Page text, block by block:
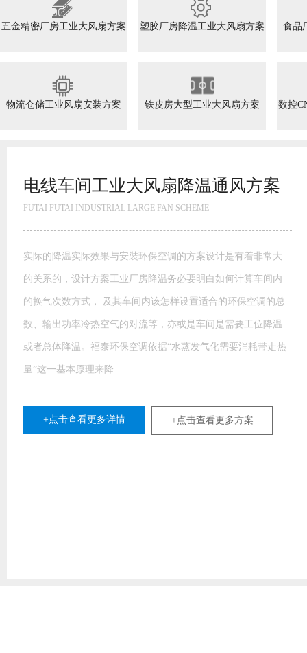
五金精密厂房工业大风扇方案 塑胶厂房降温工业大风扇方案 食品
物流仓储工业风扇安装方案 铁皮房大型工业大风扇方案 数控
高大空间工业大风扇方案
FUTAI FUTAI INDUSTRIAL LARGE FAN SCHEME
模具模胚车间工业大风扇通风方案 玩具厂降温水帘风机降温方
案湿帘”降温是通过蒸发降温的一种高效经济的降温方式。干热
空气通过水帘进入室内，由于水帘内孔壁均匀布满水膜，这样
室外新鲜空气穿过水帘时，水帘上的水会吸收空气中的热量并
产生蒸发现象，使新鲜空气温度下降，湿度增加，完成降温过
程，从
+点击查看更多详情 +点击查看更多方案